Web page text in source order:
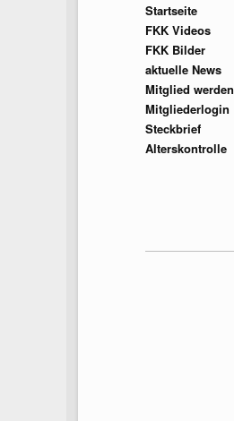
Startseite
FKK Videos
FKK Bilder
aktuelle News
Mitglied werden
Mitgliederlogin
Steckbrief
Alterskontrolle